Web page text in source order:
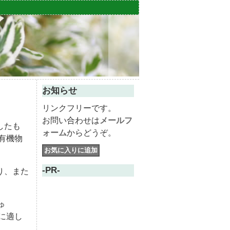
たも
機物
、また
適し
お知らせ
リンクフリーです。
お問い合わせは メールフ
ォームからどうぞ。
-PR-